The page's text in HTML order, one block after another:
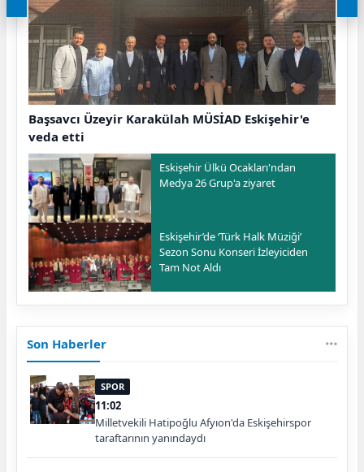
Başsavcı Üzeyir Karakülah MÜSİAD Eskişehir'e
veda etti
Eskişehir Ülkü Ocakları'ndan
Medya 26 Grup'a ziyaret
Eskişehir’de ‘Türk Halk Müziği’
Sezon Sonu Konseri İzleyiciden
Tam Not Aldı
Son Haberler
SPOR
11:02
Milletvekili Hatipoğlu Afyıon'da Eskişehirspor
taraftarının yanındaydı